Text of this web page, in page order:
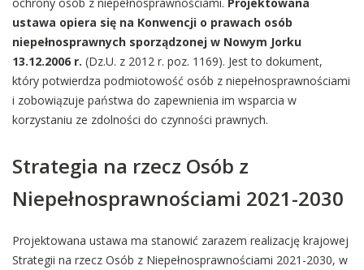
ustawa opiera się na Konwencji o prawach osób
niepełnosprawnych sporządzonej w Nowym Jorku
13.12.2006 r. (Dz.U. z 2012 r. poz. 1169). Jest to dokument,
który potwierdza podmiotowość osób z niepełnosprawnościami
i zobowiązuje państwa do zapewnienia im wsparcia w
korzystaniu ze zdolności do czynności prawnych.
Strategia na rzecz Osób z
Niepełnosprawnościami 2021-2030
Projektowana ustawa ma stanowić zarazem realizację krajowej
Strategii na rzecz Osób z Niepełnosprawnościami 2021-2030, w